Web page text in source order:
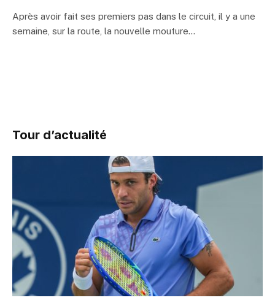
Après avoir fait ses premiers pas dans le circuit, il y a une
semaine, sur la route, la nouvelle mouture…
Tour d’actualité